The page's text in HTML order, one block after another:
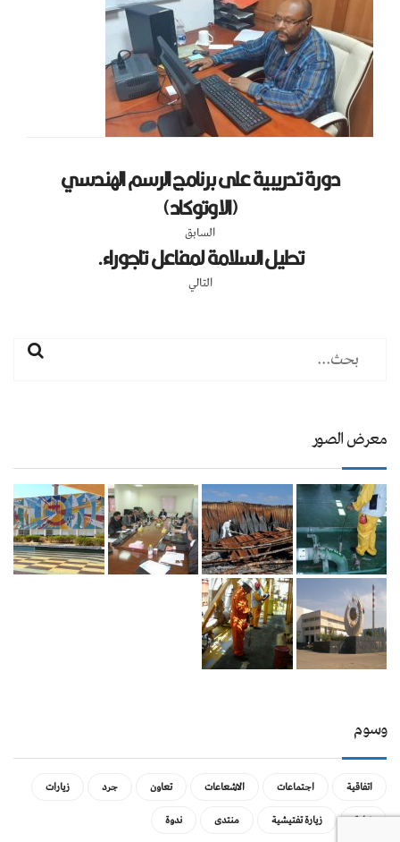
دورة تدريبية على برنامج الرسم الهندسي
(الاوتوكاد)
السابق
تحليل السلامة لمفاعل تاجوراء.
التالي
معرض الصور
وسوم
اتفاقية اجتماعات الاشعاعات تعاون جرد
زيارات
زيارة
زيارة تفتيشية منتدى ندوة